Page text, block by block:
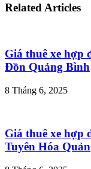
Related Articles
Giá thuê xe hợp
Đồn Quảng Bình
8 Tháng 6, 2025
Giá thuê xe hợp
Tuyên Hóa